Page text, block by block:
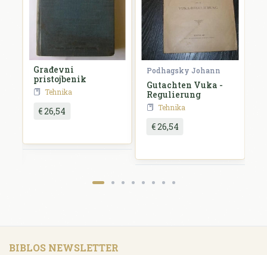
Građevni
pristojbenik
Tehnika
€ 26,54
Podhagsky Johann
Gutachten Vuka -
Regulierung
Tehnika
€ 26,54
BIBLOS NEWSLETTER